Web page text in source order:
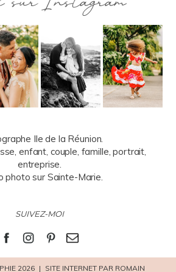
Ile de la Réunion.
enfant, couple, famille, portrait,
entreprise.
photo sur Sainte-Marie.
SUIVEZ-MOI
2026 | SITE INTERNET PAR ROMAIN